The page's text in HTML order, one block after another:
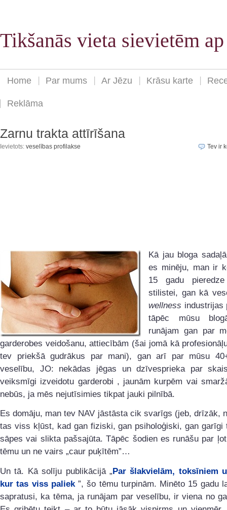
Tikšanās vieta sievietēm
Home Par mums Ar Jēzu Krāsu karte
Reklāma
Zarnu trakta attīrīšana
Ievietots: veselības profilakse Tev ir
Kā jau bloga
es minēju, man ir
15 gadu
stilistei, gan kā
wellness industrijas
tāpēc mūsu
runājam gan par
garderobes veidošanu, attiecībām (šai jomā kā
tev priekšā gudrākus par mani), gan arī par mūsu
veselību, JO: nekādas jēgas un dzīvesprieka par
veiksmīgi izveidotu garderobi , jaunām kurpēm vai
nebūs, ja mēs nejutīsimies tikpat jauki pilnībā.
Es domāju, man tev NAV jāstāsta cik svarīgs (jeb, drīzāk,
tas viss kļūst, kad gan fiziski, gan psiholoģiski, gan garīgi
sāpes vai slikta pašsajūta. Tāpēc šodien es runāšu par
tēmu un ne vairs „caur puķītēm”…
Un tā. Kā solīju publikācijā „Par šlakvielām, toksīniem
kur tas viss paliek ”, šo tēmu turpinām. Minēto 15 gadu
sapratusi, ka tēma, ja runājam par veselību, ir viena no